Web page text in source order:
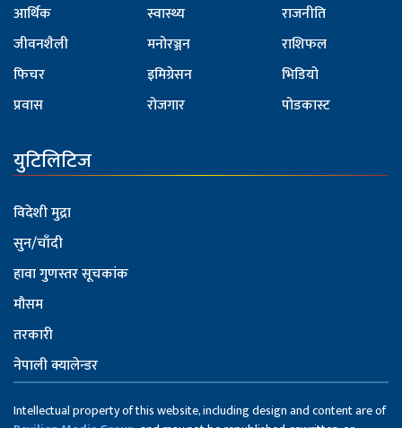
आर्थिक
जीवनशैली
फिचर
प्रवास
स्वास्थ्य
मनोरञ्जन
इमिग्रेसन
रोजगार
राजनीति
राशिफल
भिडियो
पोडकास्ट
युटिलिटिज
विदेशी मुद्रा
सुन/चाँदी
हावा गुणस्तर सूचकांक
मौसम
तरकारी
नेपाली क्यालेन्डर
Intellectual property of this website, including design and content are of